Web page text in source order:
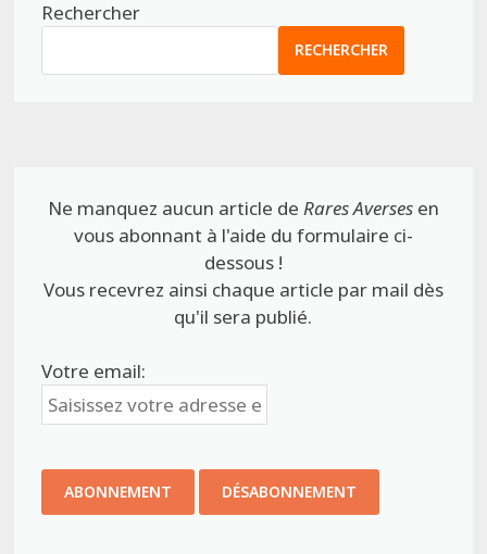
Rechercher
RECHERCHER
Ne manquez aucun article de Rares Aversesen
vous abonnant à l'aide du formulaire ci-
dessous !
Vous recevrez ainsi chaque article par mail dès
qu'il sera publié.
Votre email: